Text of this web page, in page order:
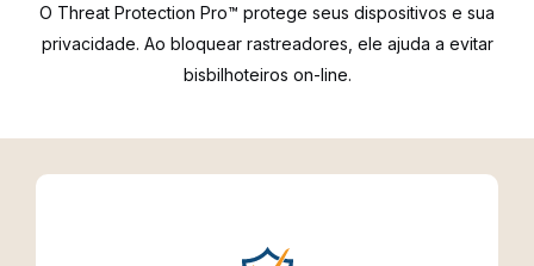
O Threat Protection Pro™ protege seus dispositivos e sua
privacidade. Ao bloquear rastreadores, ele ajuda a evitar
bisbilhoteiros on-line.